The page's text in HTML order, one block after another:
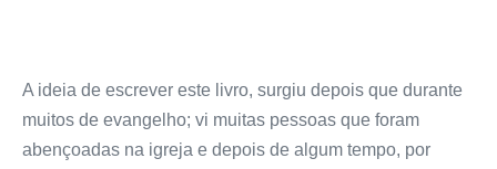
A ideia de escrever este livro, surgiu depois que durante
muitos de evangelho; vi muitas pessoas que foram
abençoadas na igreja e depois de algum tempo, por